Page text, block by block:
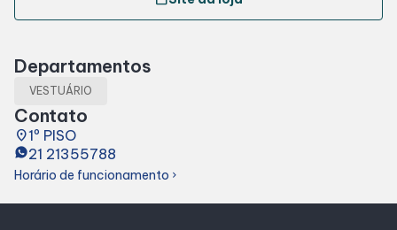
Lojas e Restaurantes
Lojas
Alimentação
Departamentos
VESTUÁRIO
Contato
place1º PISO
21 21355788
Horário de funcionamento chevron_right